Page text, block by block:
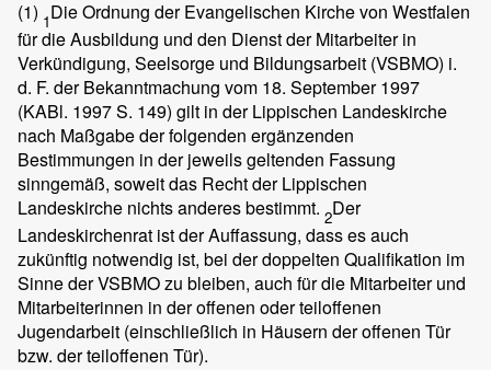
(1) 1Die Ordnung der Evangelischen Kirche von Westfalen
für die Ausbildung und den Dienst der Mitarbeiter in
Verkündigung, Seelsorge und Bildungsarbeit (VSBMO) i.
d. F. der Bekanntmachung vom 18. September 1997
(KABl. 1997 S. 149) gilt in der Lippischen Landeskirche
nach Maßgabe der folgenden ergänzenden
Bestimmungen in der jeweils geltenden Fassung
sinngemäß, soweit das Recht der Lippischen
Landeskirche nichts anderes bestimmt. 2Der
Landeskirchenrat ist der Auffassung, dass es auch
zukünftig notwendig ist, bei der doppelten Qualifikation im
Sinne der VSBMO zu bleiben, auch für die Mitarbeiter und
Mitarbeiterinnen in der offenen oder teiloffenen
Jugendarbeit (einschließlich in Häusern der offenen Tür
bzw. der teiloffenen Tür).